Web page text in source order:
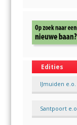
Edities
IJmuiden e.o.
Santpoort e.o.